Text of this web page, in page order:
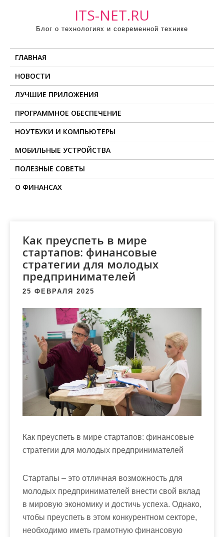
ITS-NET.RU
Блог о технологиях и современной технике
ГЛАВНАЯ
НОВОСТИ
ЛУЧШИЕ ПРИЛОЖЕНИЯ
ПРОГРАММНОЕ ОБЕСПЕЧЕНИЕ
НОУТБУКИ И КОМПЬЮТЕРЫ
МОБИЛЬНЫЕ УСТРОЙСТВА
ПОЛЕЗНЫЕ СОВЕТЫ
О ФИНАНСАХ
Как преуспеть в мире
стартапов: финансовые
стратегии для молодых
предпринимателей
25 ФЕВРАЛЯ 2025
Как преуспеть в мире стартапов: финансовые
стратегии для молодых предпринимателей
Стартапы – это отличная возможность для
молодых предпринимателей внести свой вклад
в мировую экономику и достичь успеха. Однако,
чтобы преуспеть в этом конкурентном секторе,
необходимо иметь грамотную финансовую